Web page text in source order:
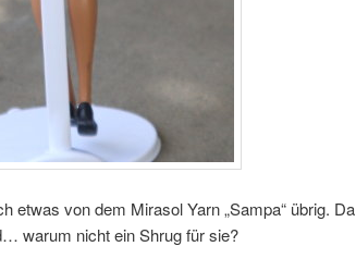
etwas von dem Mirasol Yarn „Sampa“ übrig. Da
warum nicht ein Shrug für sie?